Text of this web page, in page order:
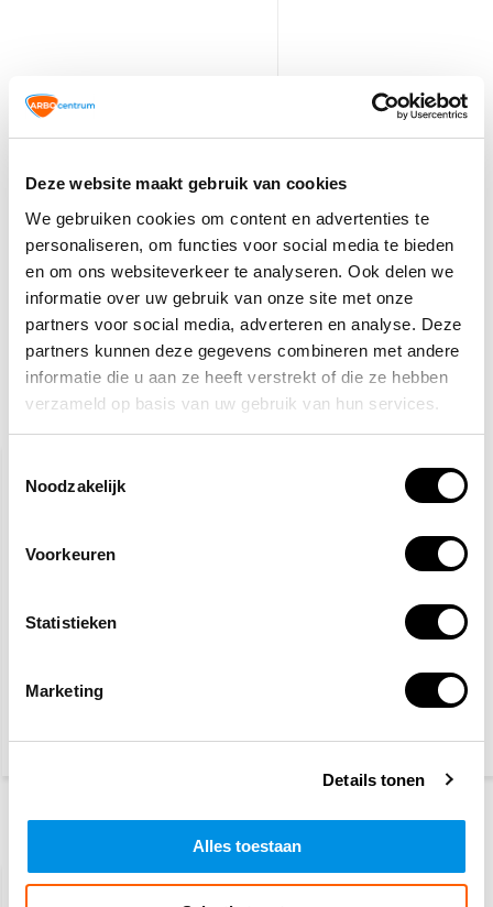
Deze website maakt gebruik van cookies
We gebruiken cookies om content en advertenties te
personaliseren, om functies voor social media te bieden
en om ons websiteverkeer te analyseren. Ook delen we
informatie over uw gebruik van onze site met onze
partners voor social media, adverteren en analyse. Deze
partners kunnen deze gegevens combineren met andere
informatie die u aan ze heeft verstrekt of die ze hebben
verzameld op basis van uw gebruik van hun services.
Noodzakelijk
Voorkeuren
Statistieken
Marketing
Details tonen
Alles toestaan
VCA
Normaal:
15,30
Je bespaart:(0% Korting) 0,-
Totaalbedrag:
Tijdelijk uitverkocht
Recent bekeken